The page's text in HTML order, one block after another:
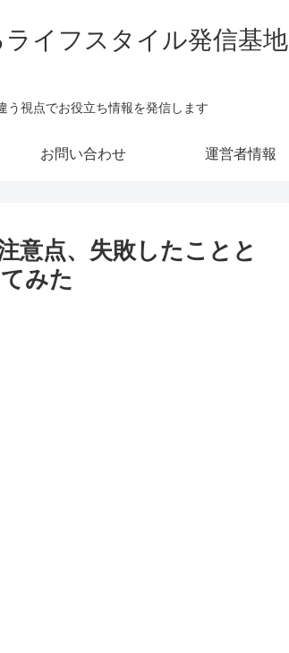
イフスタイル発信基地
う視点でお役立ち情報を発信します
お問い合わせ 運営者情報
意点、失敗したことと
みた